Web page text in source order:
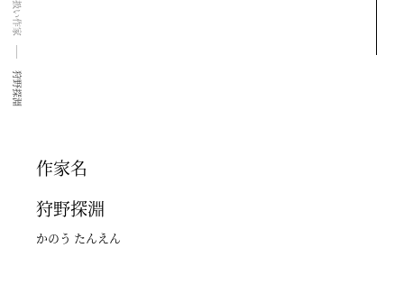
狩野探淵
作家名
狩野探淵
かのう たんえん